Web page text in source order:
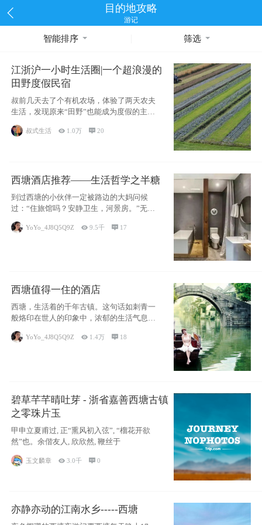
目的地攻略
游记
智能排序 筛选
江浙沪一小时生活圈|一个超浪漫的
田野度假民宿
叔前几天去了个有机农场，体验了两天农夫
生活，发现原来“田野”也能成为度假的主旋
律。江
叔式生活  1.0万 20
西塘酒店推荐——生活哲学之半糖
到过西塘的小伙伴一定被路边的大妈问候
过：“住旅馆吗？安静卫生，河景房。”无意
YoYo_4J8Q5Q9Z 9.5千  17
西塘值得一住的酒店
西塘，生活着的千年古镇。这句话如刺青一
般烙印在世人的印象中，浓郁的生活气息，
小桥流水
YoYo_4J8Q5Q9Z  1.4万  18
碧草芊芊晴吐芽 - 浙省嘉善西塘古镇
之零珠片玉
甲申立夏甫过, 正“熏风初入弦”, “榴花开欲
然”也。余偕友人, 欣欣然, 鞭丝于
玉文麟章  3.0千 0
亦静亦动的江南水乡-----西塘